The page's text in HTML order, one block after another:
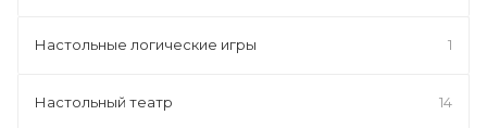
Настольные логические игры 1
Настольный театр 14